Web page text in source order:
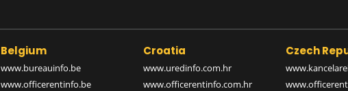
Belgium
www.bureauinfo.be
www.officerentinfo.be
Croatia
www.uredinfo.com.hr
www.officerentinfo.com.hr
Czech